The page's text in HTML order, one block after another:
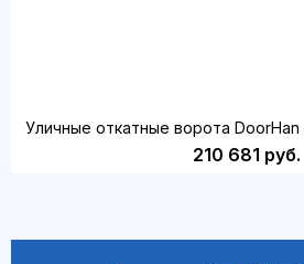
Уличные откатные ворота DoorHan
210 681 руб.